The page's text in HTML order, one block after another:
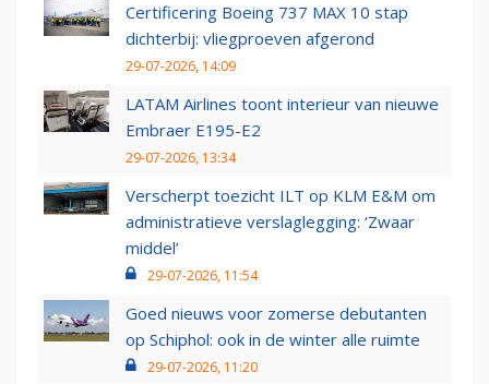
Certificering Boeing 737 MAX 10 stap
dichterbij: vliegproeven afgerond
29-07-2026, 14:09
LATAM Airlines toont interieur van nieuwe
Embraer E195-E2
29-07-2026, 13:34
Verscherpt toezicht ILT op KLM E&M om
administratieve verslaglegging: ‘Zwaar
middel’
29-07-2026, 11:54
Goed nieuws voor zomerse debutanten
op Schiphol: ook in de winter alle ruimte
29-07-2026, 11:20